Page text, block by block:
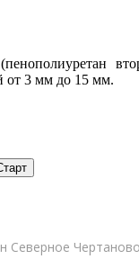
от 3 мм до 15 мм.
Северное